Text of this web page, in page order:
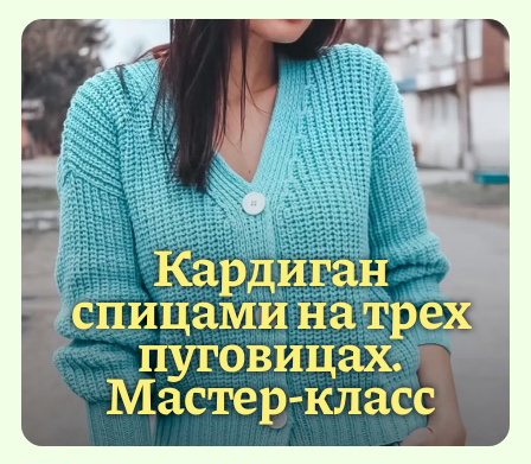
Кардиган
спицами на трех
пуговицах.
Мастер-класс